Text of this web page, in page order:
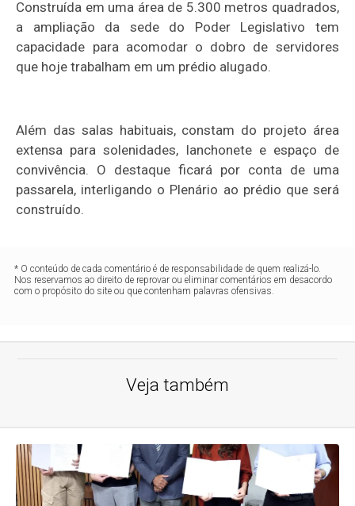
Construída em uma área de 5.300 metros quadrados,
a ampliação da sede do Poder Legislativo tem
capacidade para acomodar o dobro de servidores
que hoje trabalham em um prédio alugado.
Além das salas habituais, constam do projeto área
extensa para solenidades, lanchonete e espaço de
convivência. O destaque ficará por conta de uma
passarela, interligando o Plenário ao prédio que será
construído.
* O conteúdo de cada comentário é de responsabilidade de quem realizá-lo.
Nos reservamos ao direito de reprovar ou eliminar comentários em desacordo
com o propósito do site ou que contenham palavras ofensivas.
Veja também